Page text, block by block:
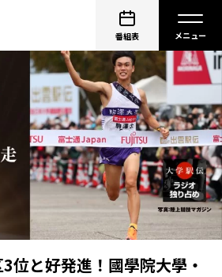
番組表
3位と好発進！國學院大學・